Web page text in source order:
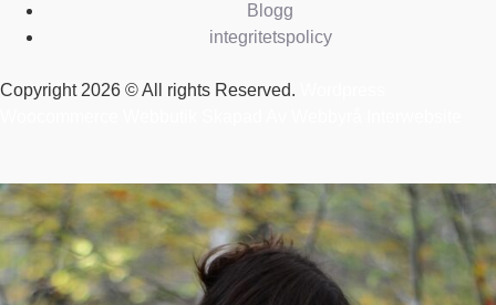
Blogg
integritetspolicy
Copyright 2026 © All rights Reserved.